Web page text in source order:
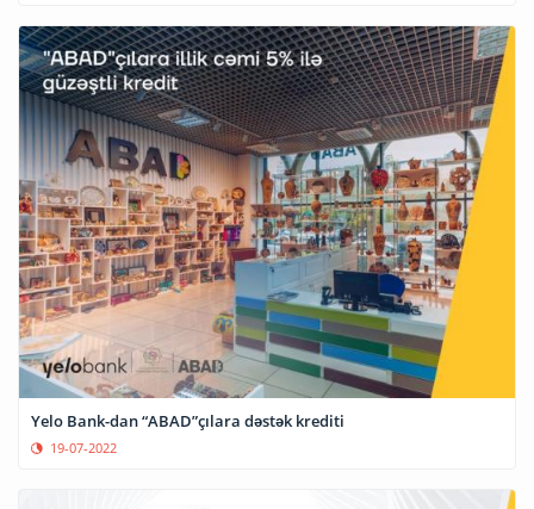
Yelo Bank-dan “ABAD”çılara dəstək krediti
19-07-2022